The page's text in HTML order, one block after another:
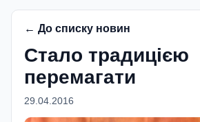
← До списку новин
Стало традицією
перемагати
29.04.2016